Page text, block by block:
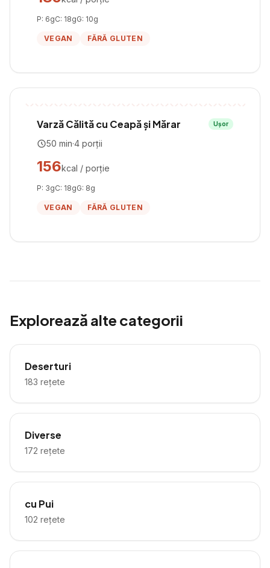
P: 6gC: 18gG: 10g
VEGAN FĂRĂ GLUTEN
Varză Călită cu Ceapă și Mărar Ușor
50 min·4 porții
156kcal / porție
P: 3gC: 18gG: 8g
VEGAN FĂRĂ GLUTEN
Explorează alte categorii
Deserturi
183 rețete
Diverse
172 rețete
cu Pui
102 rețete